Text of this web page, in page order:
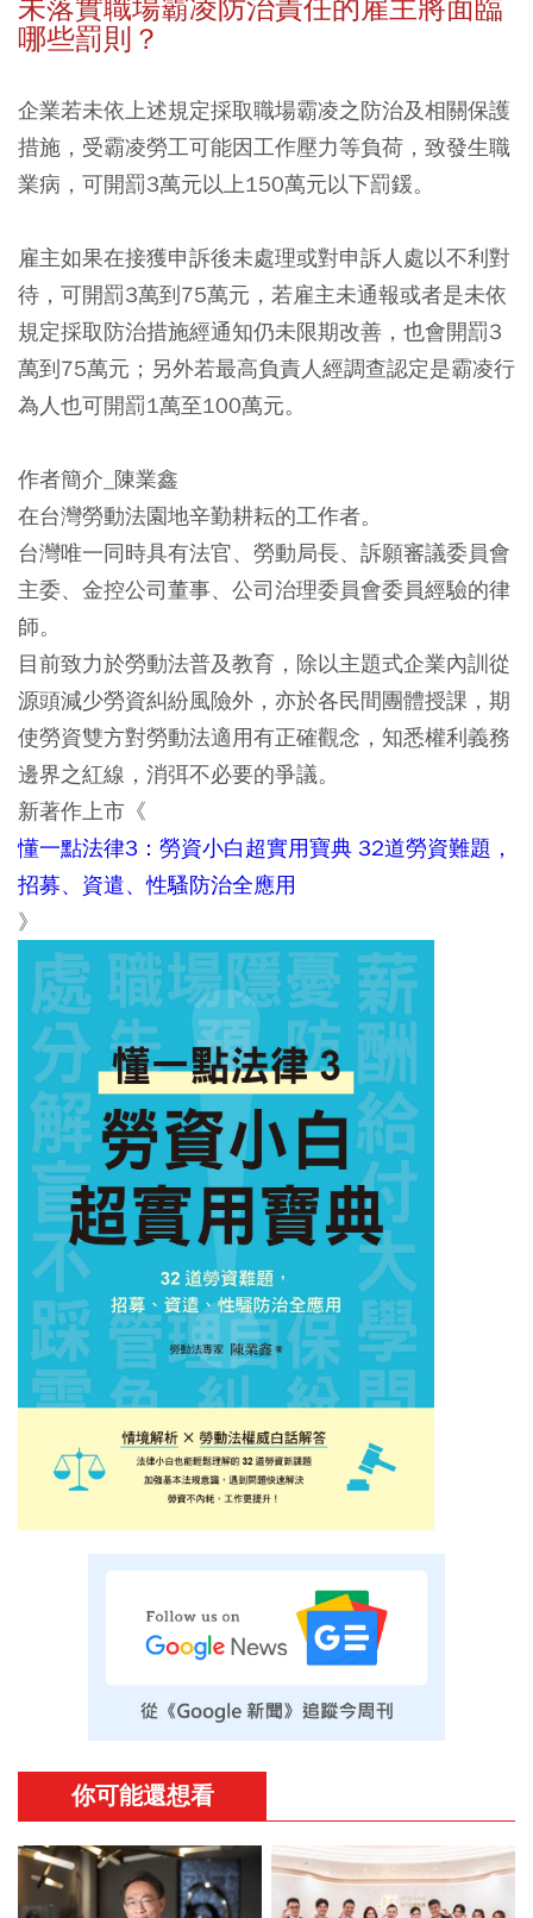
未落實職場霸凌防治責任的雇主將面臨
哪些罰則？
企業若未依上述規定採取職場霸凌之防治及相關保護
措施，受霸凌勞工可能因工作壓力等負荷，致發生職
業病，可開罰3萬元以上150萬元以下罰鍰。
雇主如果在接獲申訴後未處理或對申訴人處以不利對
待，可開罰3萬到75萬元，若雇主未通報或者是未依
規定採取防治措施經通知仍未限期改善，也會開罰3
萬到75萬元；另外若最高負責人經調查認定是霸凌行
為人也可開罰1萬至100萬元。
作者簡介_陳業鑫
在台灣勞動法園地辛勤耕耘的工作者。
台灣唯一同時具有法官、勞動局長、訴願審議委員會
主委、金控公司董事、公司治理委員會委員經驗的律
師。
目前致力於勞動法普及教育，除以主題式企業內訓從
源頭減少勞資糾紛風險外，亦於各民間團體授課，期
使勞資雙方對勞動法適用有正確觀念，知悉權利義務
邊界之紅線，消弭不必要的爭議。
新著作上市《
懂一點法律3：勞資小白超實用寶典 32道勞資難題，
招募、資遣、性騷防治全應用
》